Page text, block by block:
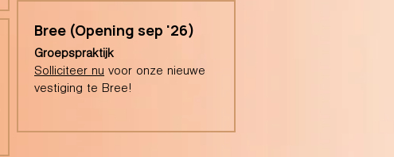
Bree (Opening sep '26)
Groepspraktijk
Solliciteer nu voor onze nieuwe
vestiging te Bree!